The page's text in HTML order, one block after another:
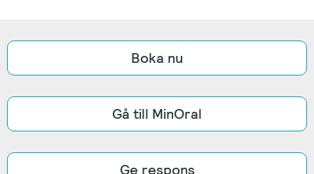
Boka nu
Gå till MinOral
Ge respons